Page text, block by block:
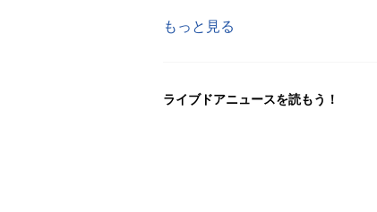
もっと見る
ライブドアニュースを読もう！